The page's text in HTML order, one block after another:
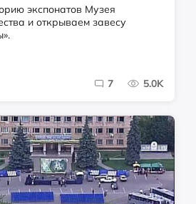
экспонатов Музея
и открываем завесу
7 5.0K